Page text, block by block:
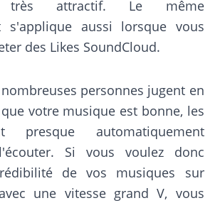
très attractif. Le même
s'applique aussi lorsque vous
des Likes SoundCloud.
personnes jugent en
votre musique est bonne, les
presque automatiquement
Si vous voulez donc
de vos musiques sur
une vitesse grand V, vous